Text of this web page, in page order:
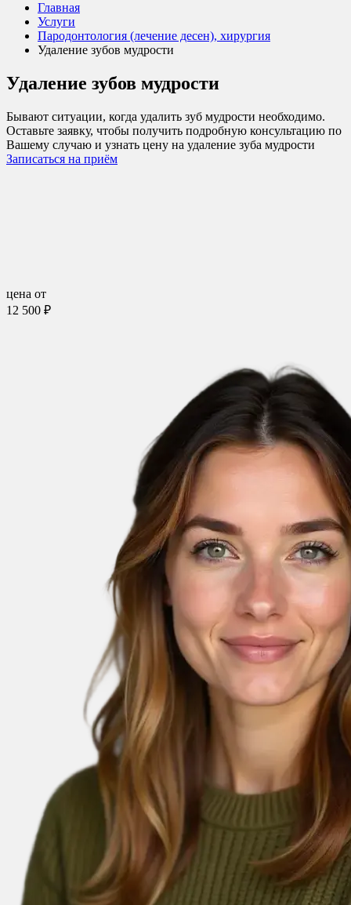
Главная
Услуги
Пародонтология (лечение десен), хирургия
Удаление зубов мудрости
Удаление зубов мудрости
Бывают ситуации, когда удалить зуб мудрости необходимо.
Оставьте заявку, чтобы получить подробную консультацию по
Вашему случаю и узнать цену на удаление зуба мудрости
Записаться на приём
цена от
12 500 ₽